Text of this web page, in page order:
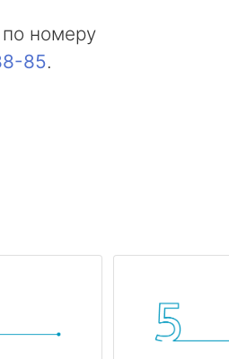
номеру
85.